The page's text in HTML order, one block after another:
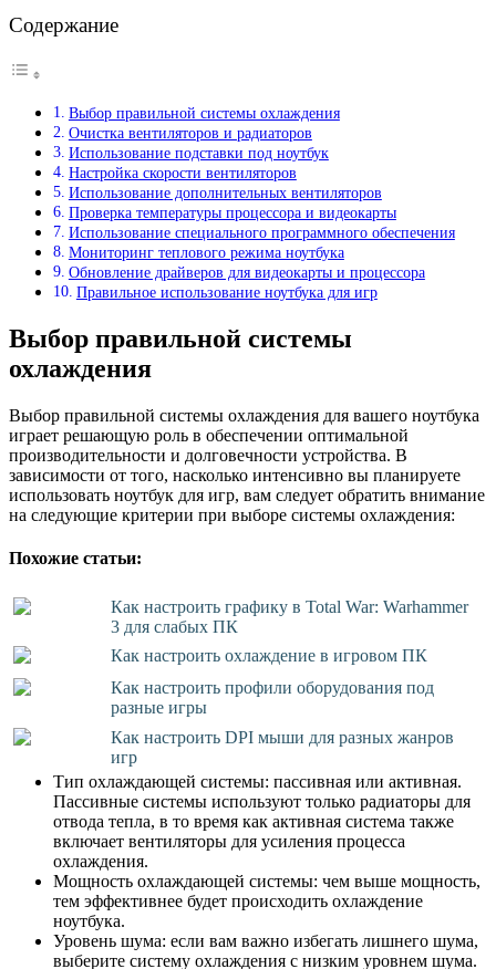
Содержание
Выбор правильной системы охлаждения
Очистка вентиляторов и радиаторов
Использование подставки под ноутбук
Настройка скорости вентиляторов
Использование дополнительных вентиляторов
Проверка температуры процессора и видеокарты
Использование специального программного обеспечения
Мониторинг теплового режима ноутбука
Обновление драйверов для видеокарты и процессора
Правильное использование ноутбука для игр
Выбор правильной системы
охлаждения
Выбор правильной системы охлаждения для вашего ноутбука
играет решающую роль в обеспечении оптимальной
производительности и долговечности устройства. В
зависимости от того, насколько интенсивно вы планируете
использовать ноутбук для игр, вам следует обратить внимание
на следующие критерии при выборе системы охлаждения:
Похожие статьи:
Как настроить графику в Total War: Warhammer
3 для слабых ПК
Как настроить охлаждение в игровом ПК
Как настроить профили оборудования под
разные игры
Как настроить DPI мыши для разных жанров
игр
Тип охлаждающей системы: пассивная или активная.
Пассивные системы используют только радиаторы для
отвода тепла, в то время как активная система также
включает вентиляторы для усиления процесса
охлаждения.
Мощность охлаждающей системы: чем выше мощность,
тем эффективнее будет происходить охлаждение
ноутбука.
Уровень шума: если вам важно избегать лишнего шума,
выберите систему охлаждения с низким уровнем шума.